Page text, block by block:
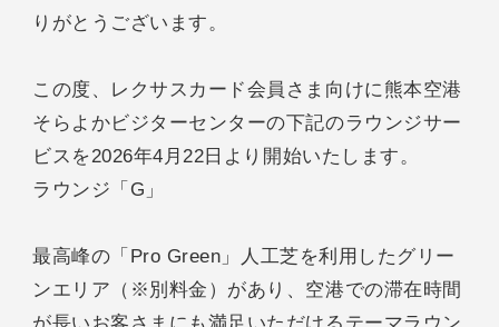
りがとうございます。
この度、レクサスカード会員さま向けに熊本空港
そらよかビジターセンターの下記のラウンジサー
ビスを2026年4月22日より開始いたします。
ラウンジ「G」
最高峰の「Pro Green」人工芝を利用したグリー
ンエリア（※別料金）があり、空港での滞在時間
が長いお客さまにも満足いただけるテーマラウン